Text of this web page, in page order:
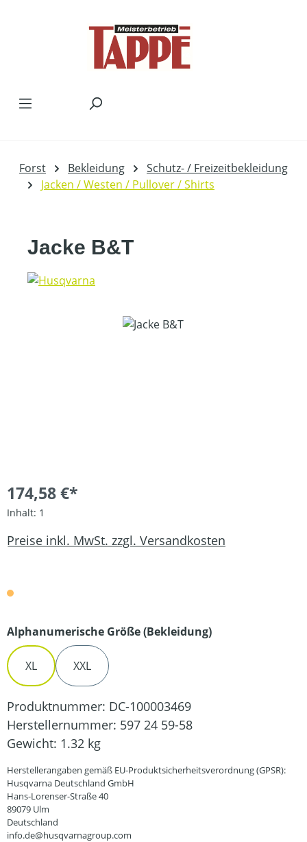
Forst Bekleidung
Schutz- / Freizeitbekleidung
Jacken / Westen / Pullover / Shirts
Jacke B&T
Bildergalerie überspringen
174,58 €*
Inhalt: 1
Preise inkl. MwSt. zzgl. Versandkosten
Alphanumerische Größe (Bekleidung)auswählen
XL XXL
Produktnummer: DC-100003469
Herstellernummer: 597 24 59-58
Gewicht: 1.32 kg
Herstellerangaben gemäß EU-Produktsicherheitsverordnung (GPSR):
Husqvarna Deutschland GmbH
Hans-Lorenser-Straße 40
89079 Ulm
Deutschland
info.de@husqvarnagroup.com